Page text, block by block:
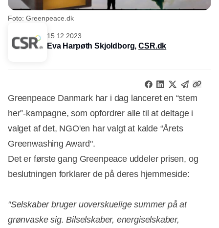
Foto: Greenpeace.dk
15.12.2023
Eva Harpøth Skjoldborg,CSR.dk
Greenpeace Danmark har i dag lanceret en “stem
her”-kampagne, som opfordrer alle til at deltage i
valget af det, NGO'en har valgt at kalde “Årets
Greenwashing Award".
Det er første gang Greenpeace uddeler prisen, og
beslutningen forklarer de på deres hjemmeside:
"Selskaber bruger uoverskuelige summer på at
grønvaske sig. Bilselskaber, energiselskaber,